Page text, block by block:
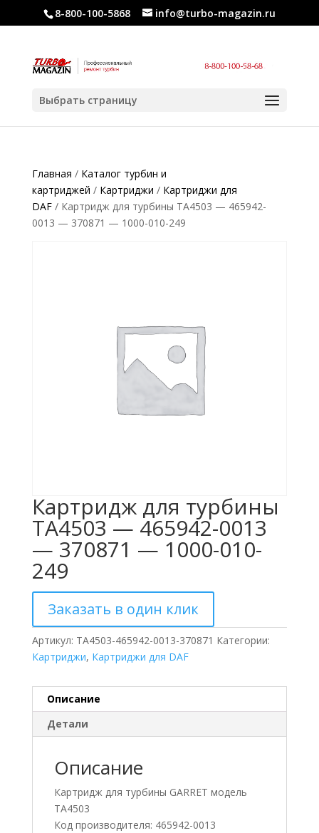
8-800-100-5868 info@turbo-magazin.ru
Выбрать страницу
Главная / Каталог турбин и
картриджей / Картриджи / Картриджи для
DAF/ Картридж для турбины TA4503 — 465942-
0013 — 370871 — 1000-010-249
Картридж для турбины
TA4503 — 465942-0013
— 370871 — 1000-010-
249
Заказать в один клик
Артикул: TA4503-465942-0013-370871 Категории:
Картриджи, Картриджи для DAF
Описание
Детали
Описание
Картридж для турбины GARRET модель
TA4503
Код производителя: 465942-0013